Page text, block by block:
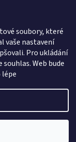
soubory, které
vaše nastavení
Pro ukládání
Web bude
lépe
práva vyhrazena.